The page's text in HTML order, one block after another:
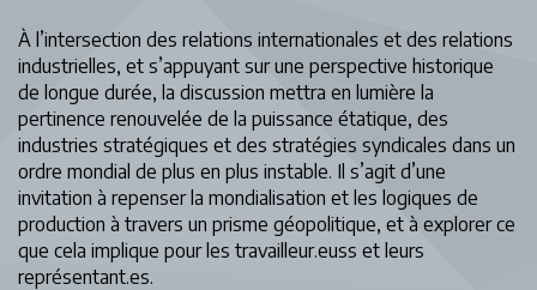
À l’intersection des relations internationales et des relations
industrielles, et s’appuyant sur une perspective historique
de longue durée, la discussion mettra en lumière la
pertinence renouvelée de la puissance étatique, des
industries stratégiques et des stratégies syndicales dans un
ordre mondial de plus en plus instable. Il s’agit d’une
invitation à repenser la mondialisation et les logiques de
production à travers un prisme géopolitique, et à explorer ce
que cela implique pour les travailleur.euss et leurs
représentant.es.